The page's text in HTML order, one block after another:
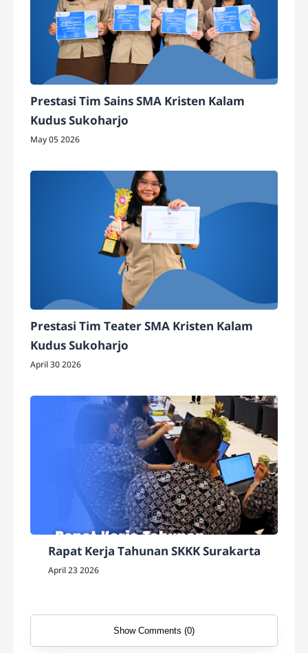
Prestasi Tim Sains SMA Kristen Kalam
Kudus Sukoharjo
May 05 2026
Prestasi Tim Teater SMA Kristen Kalam
Kudus Sukoharjo
April 30 2026
Rapat Kerja Tahunan SKKK Surakarta
April 23 2026
Show Comments (0)